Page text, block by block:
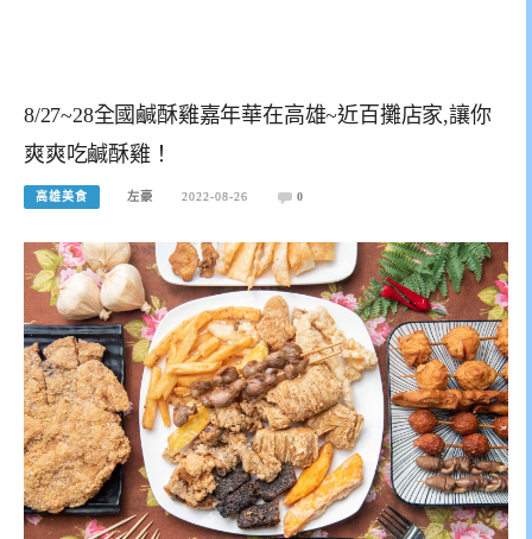
8/27~28全國鹹酥雞嘉年華在高雄~近百攤店家,讓你
爽爽吃鹹酥雞！
高雄美食 左豪 2022-08-26 0